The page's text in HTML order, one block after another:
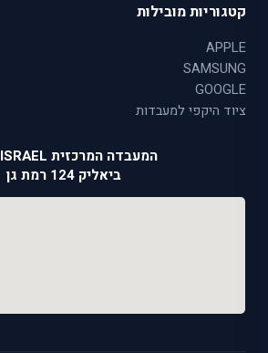
קטגוריות מובילות
APPLE
SAMSUNG
GOOGLE
ציוד היקפי למעבדות
המעבדה המרכזית TAS ISRAEL
ביאליק 124 רמת גן